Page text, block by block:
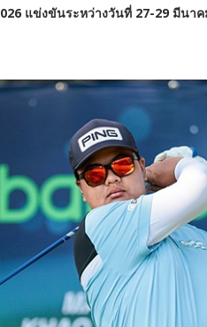
แข่งขันระหว่างวันที่ 27-29 มีน